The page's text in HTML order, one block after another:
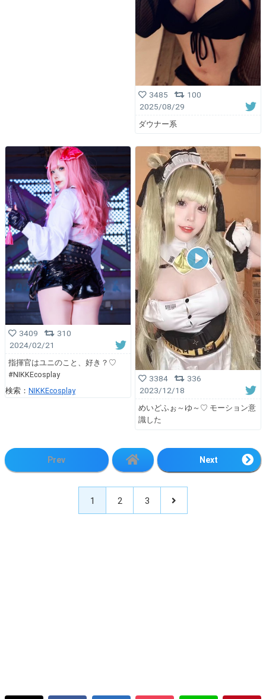
3485
100
2025/08/29
ダウナー系
3409
310
2024/02/21
指揮官はユニのこと、好き？♡
#NIKKEcosplay
検索： NIKKEcosplay
3384
336
2023/12/18
めいどふぉ～ゆ～♡ モーション意
識した
Prev Next
1 2 3